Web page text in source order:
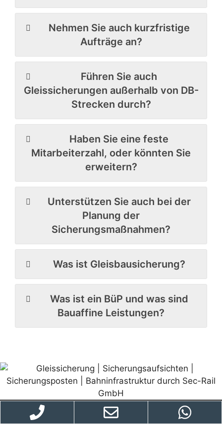
Nehmen Sie auch kurzfristige
Aufträge an?
Führen Sie auch
Gleissicherungen außerhalb von DB-
Strecken durch?
Haben Sie eine feste
Mitarbeiterzahl, oder könnten Sie
erweitern?
Unterstützen Sie auch bei der
Planung der
Sicherungsmaßnahmen?
Was ist Gleisbausicherung?
Was ist ein BüP und was sind
Bauaffine Leistungen?